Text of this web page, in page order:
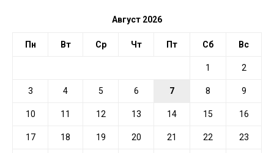
Август 2026
Пн Вт Ср Чт Пт Сб Вс
1 2
3 4 5 6 7 8 9
10 11 12 13 14 15 16
17 18 19 20 21 22 23